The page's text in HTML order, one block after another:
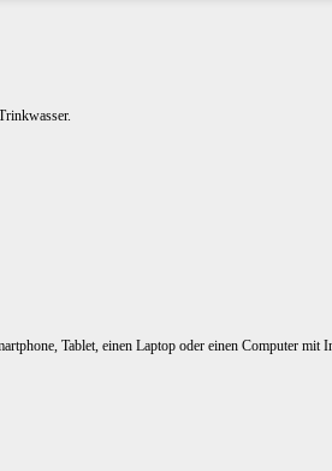
Tablet, einen Laptop oder einen Computer mit